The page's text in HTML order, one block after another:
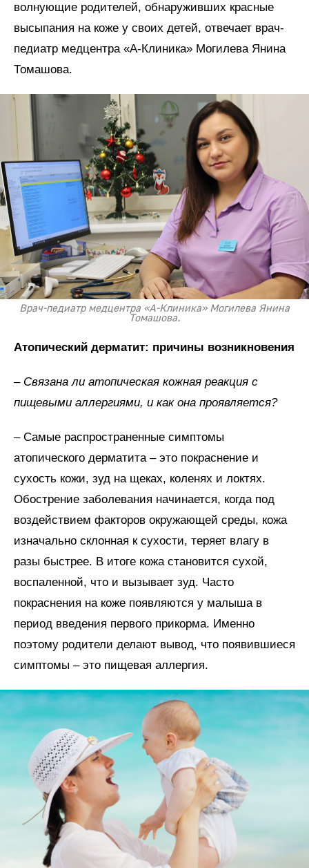
волнующие родителей, обнаруживших красные
высыпания на коже у своих детей, отвечает врач-
педиатр медцентра «А-Клиника» Могилева Янина
Томашова.
Врач-педиатр медцентра «А-Клиника» Могилева Янина
Томашова.
Атопический дерматит: причины возникновения
– Связана ли атопическая кожная реакция с
пищевыми аллергиями, и как она проявляется?
– Самые распространенные симптомы
атопического дерматита – это покраснение и
сухость кожи, зуд на щеках, коленях и локтях.
Обострение заболевания начинается, когда под
воздействием факторов окружающей среды, кожа
изначально склонная к сухости, теряет влагу в
разы быстрее. В итоге кожа становится сухой,
воспаленной, что и вызывает зуд. Часто
покраснения на коже появляются у малыша в
период введения первого прикорма. Именно
поэтому родители делают вывод, что появившиеся
симптомы – это пищевая аллергия.